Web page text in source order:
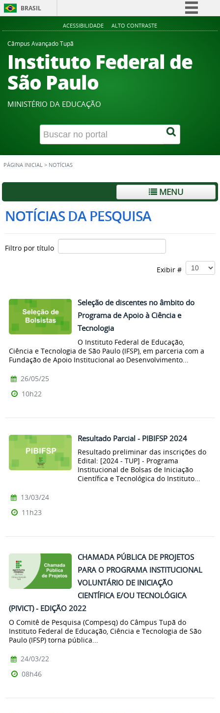
BRASIL
Simplifique!
Participe
Acesso à informação
ACESSIBILIDADE ALTO CONTRASTE
Câmpus Avançado Tupã
Instituto Federal de
São Paulo
MINISTÉRIO DA EDUCAÇÃO
PÁGINA INICIAL > NOTÍCIAS
MENU
NOTÍCIAS DA PESQUISA
Filtro por título
Exibir #
Seleção de discentes no âmbito do
Programa de Apoio à Ciência e
Tecnologia
O Instituto Federal de Educação,
Ciência e Tecnologia de São Paulo (IFSP), em parceria com a
Fundação de Apoio Institucional ao Desenvolvimento...
26/05/25
10h22
Resultado Parcial - PIBIFSP 2024
Resultado preliminar das inscrições do
Edital: [2024 - TUP] - Programa
Institucional de Bolsas de Iniciação
Científica e Tecnológica do Instituto...
13/03/24
11h23
CHAMADA PÚBLICA DE PROJETOS
PARA O PROGRAMA INSTITUCIONAL
VOLUNTÁRIO DE INICIAÇÃO
CIENTÍFICA E/OU TECNOLÓGICA
(PIVICT) - EDIÇÃO 2022
O Comitê de Pesquisa (Compesq) do Câmpus Tupã do
Instituto Federal de Educação, Ciência e Tecnologia de São
Paulo (IFSP) torna pública...
24/03/22
08h46